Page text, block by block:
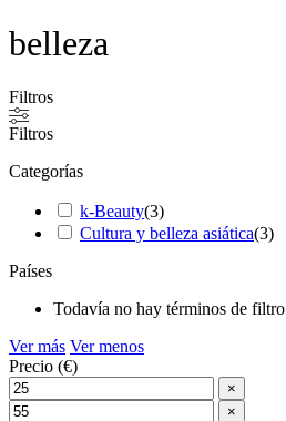
belleza
Filtros
Filtros
Categorías
k-Beauty(3)
Cultura y belleza asiática(3)
Países
Todavía no hay términos de filtro
Ver más Ver menos
Precio (€)
×
×